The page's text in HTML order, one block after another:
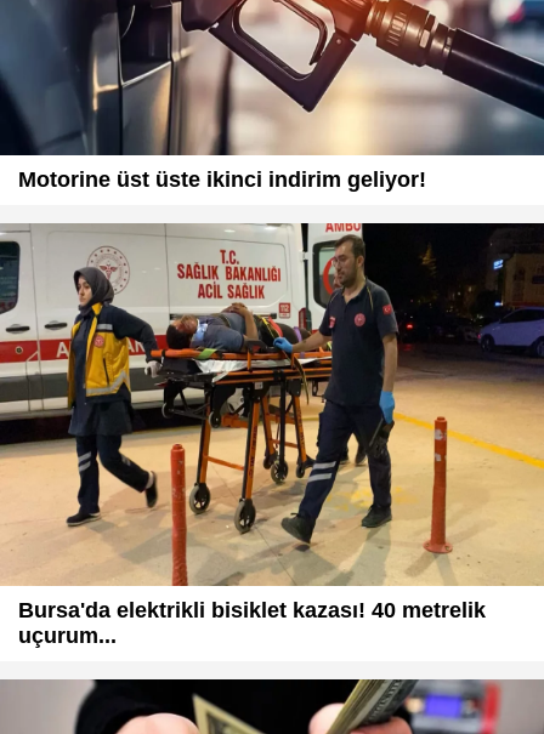
Motorine üst üste ikinci indirim geliyor!
Bursa'da elektrikli bisiklet kazası! 40 metrelik
uçurum...